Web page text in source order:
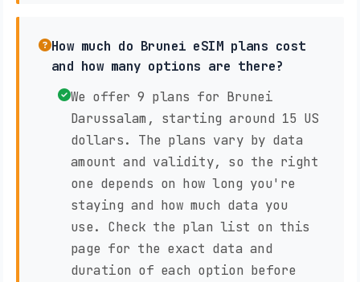
How much do Brunei eSIM plans cost
and how many options are there?
We offer 9 plans for Brunei
Darussalam, starting around 15 US
dollars. The plans vary by data
amount and validity, so the right
one depends on how long you're
staying and how much data you
use. Check the plan list on this
page for the exact data and
duration of each option before